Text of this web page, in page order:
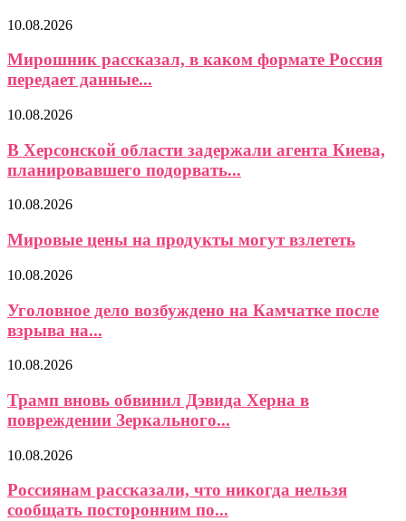
10.08.2026
Мирошник рассказал, в каком формате Россия
передает данные...
10.08.2026
В Херсонской области задержали агента Киева,
планировавшего подорвать...
10.08.2026
Мировые цены на продукты могут взлететь
10.08.2026
Уголовное дело возбуждено на Камчатке после
взрыва на...
10.08.2026
Трамп вновь обвинил Дэвида Херна в
повреждении Зеркального...
10.08.2026
Россиянам рассказали, что никогда нельзя
сообщать посторонним по...